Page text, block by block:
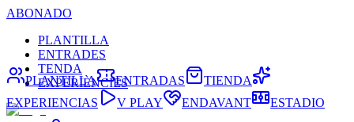
ABONADO
PLANTILLA
ENTRADES
TENDA
EXPERIÈNCIES
PLANTILLA ENTRADAS
TIENDA
EXPERIENCIAS
V PLAY ENDAVANT
ESTADIO